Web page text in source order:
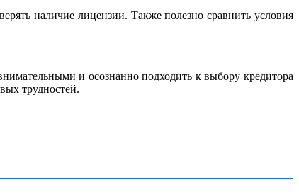
наличие лицензии. Также полезно сравнить условия
и осознанно подходить к выбору кредитора
трудностей.